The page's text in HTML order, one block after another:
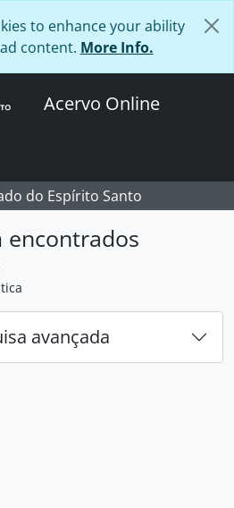
to enhance your ability
content. More Info.
Acervo Online
do Espírito Santo
encontrados
avançada